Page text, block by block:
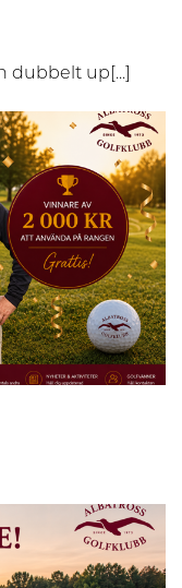
dubbelt up[...]